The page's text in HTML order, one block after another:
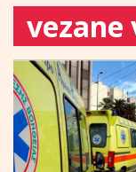
vezane